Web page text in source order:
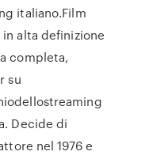
italiano.Film
alta definizione
completa,
su
Decide di
nel 1976 e